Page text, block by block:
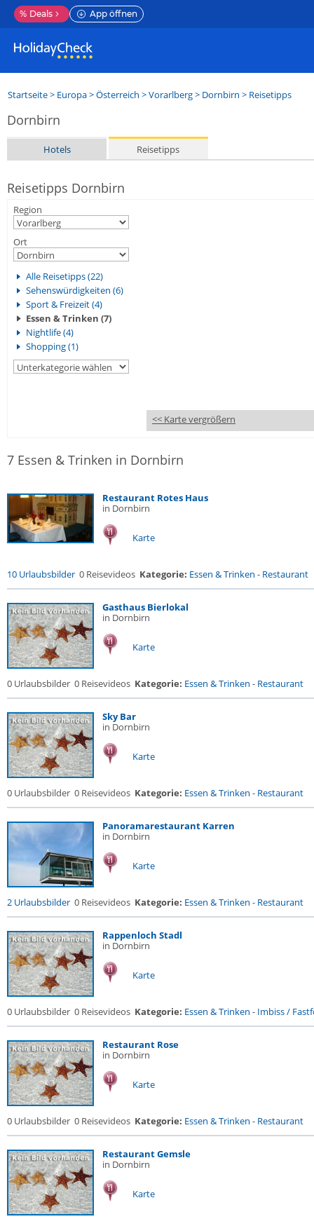
% Deals App öffnen
Startseite> Europa>Österreich >Vorarlberg> Dornbirn > Reisetipps
Dornbirn
Hotels Reisetipps
Reisetipps Dornbirn
Region
Ort
Alle Reisetipps (22)
Sehenswürdigkeiten (6)
Sport & Freizeit (4)
Essen & Trinken (7)
Nightlife (4)
Shopping (1)
<< Karte vergrößern
7 Essen & Trinken in Dornbirn
Restaurant Rotes Haus
in Dornbirn
Karte
10 Urlaubsbilder 0 Reisevideos Kategorie: Essen & Trinken - Restaurant
Gasthaus Bierlokal
in Dornbirn
Karte
0 Urlaubsbilder 0 Reisevideos Kategorie: Essen & Trinken - Restaurant
Sky Bar
in Dornbirn
Karte
0 Urlaubsbilder 0 Reisevideos Kategorie: Essen & Trinken - Restaurant
Panoramarestaurant Karren
in Dornbirn
Karte
2 Urlaubsbilder 0 Reisevideos Kategorie: Essen & Trinken - Restaurant
Rappenloch Stadl
in Dornbirn
Karte
0 Urlaubsbilder 0 Reisevideos Kategorie: Essen & Trinken - Imbiss /
Restaurant Rose
in Dornbirn
Karte
0 Urlaubsbilder 0 Reisevideos Kategorie: Essen & Trinken - Restaurant
Restaurant Gemsle
in Dornbirn
Karte